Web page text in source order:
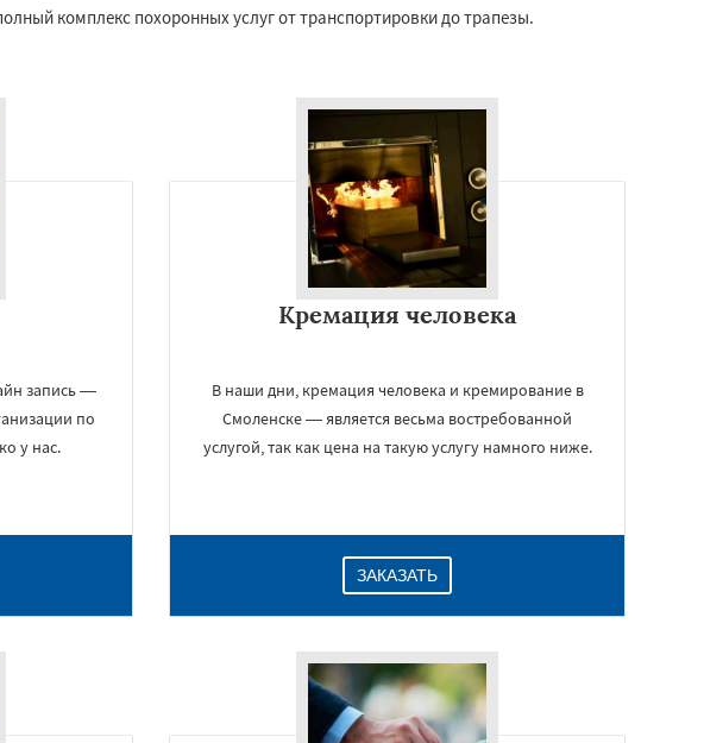
комплекс похоронных услуг от транспортировки до трапезы.
запись —
по
у нас.
Кремация человека
В наши дни, кремация человека и кремирование в
Смоленске — является весьма востребованной
услугой, так как цена на такую услугу намного ниже.
ЗАКАЗАТЬ